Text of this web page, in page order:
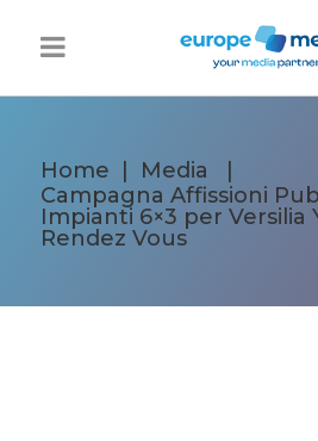
Home Media
Campagna Affissioni
Impianti 6×3 per Versilia
Rendez Vous